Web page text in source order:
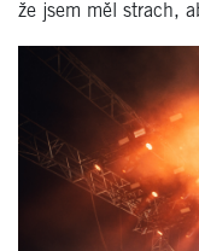
že jsem měl strach,